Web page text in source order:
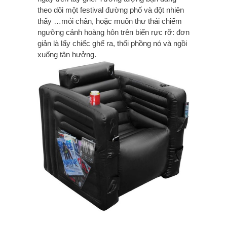
theo dõi một festival đường phố và đột nhiên
thấy …mỏi chân, hoặc muốn thư thái chiếm
ngưỡng cảnh hoàng hôn trên biển rực rỡ: đơn
giản là lấy chiếc ghế ra, thổi phồng nó và ngồi
xuống tận hưởng.